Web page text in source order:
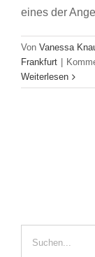
eines der
Von Vanessa
Frankfurt
Weiterlesen